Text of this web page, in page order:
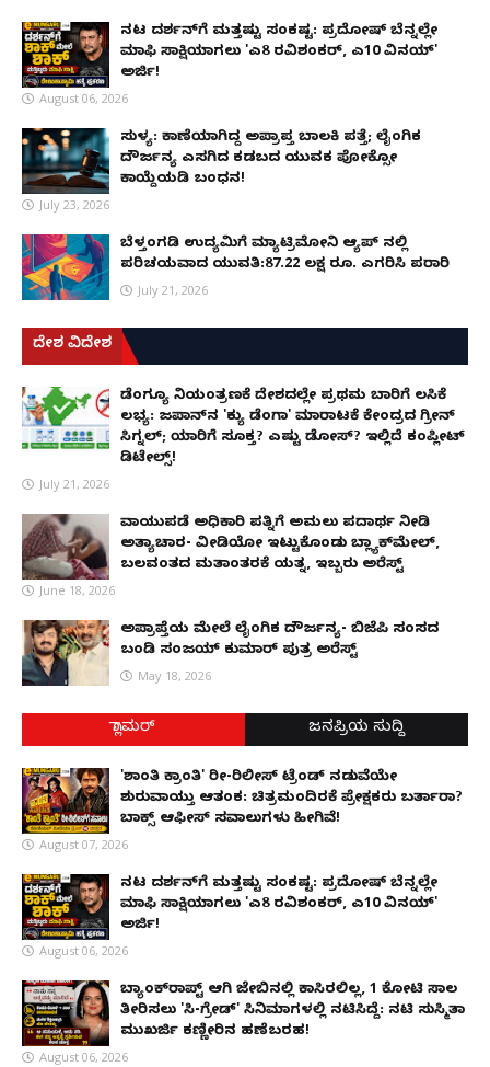
ನಟ ದರ್ಶನ್‌ಗೆ ಮತ್ತಷ್ಟು ಸಂಕಷ್ಟ: ಪ್ರದೋಷ್ ಬೆನ್ನಲ್ಲೇ
ಮಾಫಿ ಸಾಕ್ಷಿಯಾಗಲು 'ಎ8 ರವಿಶಂಕರ್, ಎ10 ವಿನಯ್'
ಅರ್ಜಿ!
August 06, 2026
ಸುಳ್ಯ: ಕಾಣೆಯಾಗಿದ್ದ ಅಪ್ರಾಪ್ತ ಬಾಲಕಿ ಪತ್ತೆ; ಲೈಂಗಿಕ
ದೌರ್ಜನ್ಯ ಎಸಗಿದ ಕಡಬದ ಯುವಕ ಪೋಕ್ಸೋ
ಕಾಯ್ದೆಯಡಿ ಬಂಧನ!
July 23, 2026
ಬೆಳ್ತಂಗಡಿ ಉದ್ಯಮಿಗೆ ಮ್ಯಾಟ್ರಿಮೋನಿ ಆ್ಯಪ್ ನಲ್ಲಿ
ಪರಿಚಯವಾದ ಯುವತಿ:87.22 ಲಕ್ಷ ರೂ. ಎಗರಿಸಿ ಪರಾರಿ
July 21, 2026
ದೇಶ ವಿದೇಶ
ಡೆಂಗ್ಯೂ ನಿಯಂತ್ರಣಕ್ಕೆ ದೇಶದಲ್ಲೇ ಪ್ರಥಮ ಬಾರಿಗೆ ಲಸಿಕೆ
ಲಭ್ಯ: ಜಪಾನ್‌ನ 'ಕ್ಯು ಡೆಂಗಾ' ಮಾರಾಟಕ್ಕೆ ಕೇಂದ್ರದ ಗ್ರೀನ್
ಸಿಗ್ನಲ್; ಯಾರಿಗೆ ಸೂಕ್ತ? ಎಷ್ಟು ಡೋಸ್? ಇಲ್ಲಿದೆ ಕಂಪ್ಲೀಟ್
ಡಿಟೇಲ್ಸ್!
July 21, 2026
ವಾಯುಪಡೆ ಅಧಿಕಾರಿ ಪತ್ನಿಗೆ ಅಮಲು ಪದಾರ್ಥ ನೀಡಿ
ಅತ್ಯಾಚಾರ- ವೀಡಿಯೋ ಇಟ್ಟುಕೊಂಡು ಬ್ಲ್ಯಾಕ್‌ಮೇಲ್,
ಬಲವಂತದ ಮತಾಂತರಕ್ಕೆ ಯತ್ನ, ಇಬ್ಬರು ಅರೆಸ್ಟ್
June 18, 2026
ಅಪ್ರಾಪ್ತೆಯ ಮೇಲೆ ಲೈಂಗಿಕ ದೌರ್ಜನ್ಯ- ಬಿಜೆಪಿ ಸಂಸದ
ಬಂಡಿ ಸಂಜಯ್ ಕುಮಾರ್ ಪುತ್ರ ಅರೆಸ್ಟ್
May 18, 2026
ಗ್ಲಾಮರ್ ಜನಪ್ರಿಯ ಸುದ್ದಿ
'ಶಾಂತಿ ಕ್ರಾಂತಿ' ರೀ-ರಿಲೀಸ್ ಟ್ರೆಂಡ್ ನಡುವೆಯೇ
ಶುರುವಾಯ್ತು ಆತಂಕ: ಚಿತ್ರಮಂದಿರಕ್ಕೆ ಪ್ರೇಕ್ಷಕರು ಬರ್ತಾರಾ?
ಬಾಕ್ಸ್ ಆಫೀಸ್ ಸವಾಲುಗಳು ಹೀಗಿವೆ!
August 07, 2026
ನಟ ದರ್ಶನ್‌ಗೆ ಮತ್ತಷ್ಟು ಸಂಕಷ್ಟ: ಪ್ರದೋಷ್ ಬೆನ್ನಲ್ಲೇ
ಮಾಫಿ ಸಾಕ್ಷಿಯಾಗಲು 'ಎ8 ರವಿಶಂಕರ್, ಎ10 ವಿನಯ್'
ಅರ್ಜಿ!
August 06, 2026
ಬ್ಯಾಂಕ್‌ರಾಪ್ಟ್‌ ಆಗಿ ಜೇಬಿನಲ್ಲಿ ಕಾಸಿರಲಿಲ್ಲ, ₹1 ಕೋಟಿ ಸಾಲ
ತೀರಿಸಲು 'ಸಿ-ಗ್ರೇಡ್' ಸಿನಿಮಾಗಳಲ್ಲಿ ನಟಿಸಿದ್ದೆ: ನಟಿ ಸುಸ್ಮಿತಾ
ಮುಖರ್ಜಿ ಕಣ್ಣೀರಿನ ಹಣೆಬರಹ!
August 06, 2026